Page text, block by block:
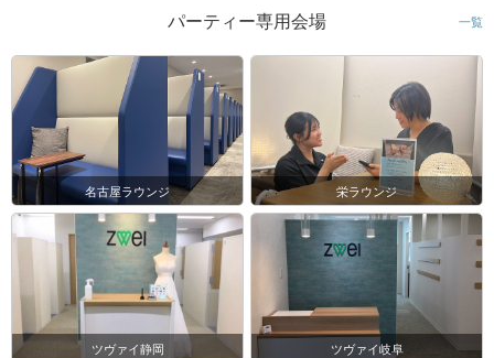
パーティー専用会場 一覧
名古屋ラウンジ 栄ラウンジ
ツヴァイ静岡 ツヴァイ岐阜